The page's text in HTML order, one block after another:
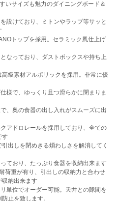
サイズも魅力のダイニングボード＆
設けており、ミトンやラップ等サッと
トップを採用。セラミック風仕上げ
なっており、ダストボックスや持ち上
級素材アルポリックを採用。非常に優
様で、ゆっくり且つ滑らかに閉まりま
、奥の食器の出し入れがスムーズに出
アドロレールを採用しており、全ての
す
出しを閉めきる煩わしさを解消してく
ており、たっぷり食器を収納出来ます
荷重が有り、引出しの収納力と合わせ
納出来ます
単位でオーダー可能。天井との隙間を
止を致します。